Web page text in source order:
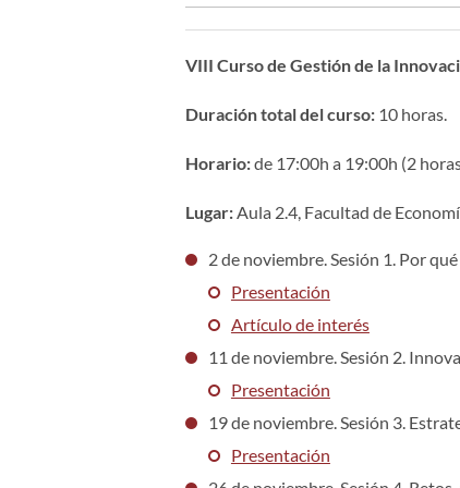
VIII Curso de Gestión de la
Duración total del curso: 10 horas.
Horario:de 17:00h a 19:00h (2
Lugar: Aula 2.4, Facultad de
2 de noviembre. Sesión 1. Por
Presentación
Artículo de interés
11 de noviembre. Sesión 2.
Presentación
19 de noviembre. Sesión 3.
Presentación